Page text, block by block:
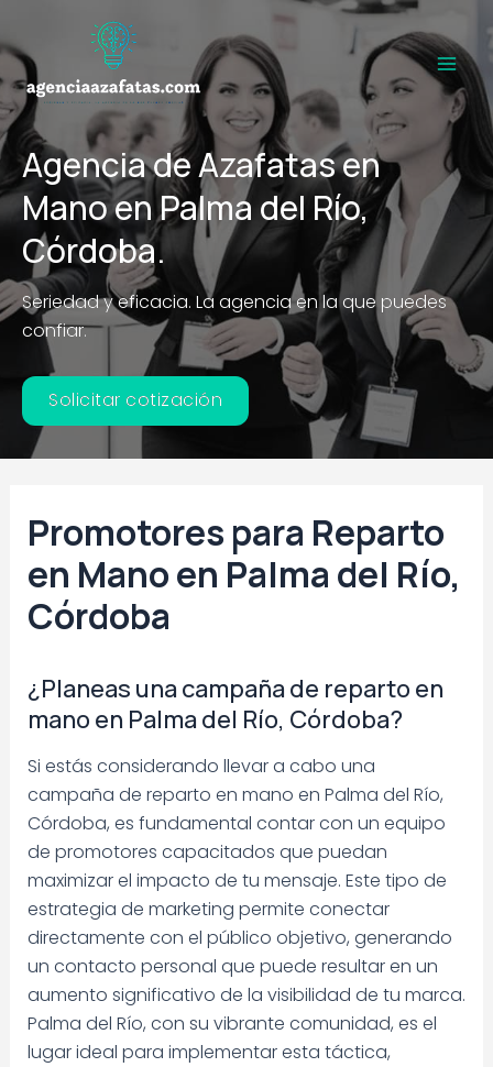
al
contenido
Main
Agencia de Azafatas en
Mano en Palma del Río,
Córdoba.
Seriedad y eficacia. La agencia en la que puedes
confiar.
Solicitar cotización
Promotores para Reparto
en Mano en Palma del Río,
Córdoba
¿Planeas una campaña de reparto en
mano en Palma del Río, Córdoba?
Si estás considerando llevar a cabo una
campaña de reparto en mano en Palma del Río,
Córdoba, es fundamental contar con un equipo
de promotores capacitados que puedan
maximizar el impacto de tu mensaje. Este tipo de
estrategia de marketing permite conectar
directamente con el público objetivo, generando
un contacto personal que puede resultar en un
aumento significativo de la visibilidad de tu marca.
Palma del Río, con su vibrante comunidad, es el
lugar ideal para implementar esta táctica,